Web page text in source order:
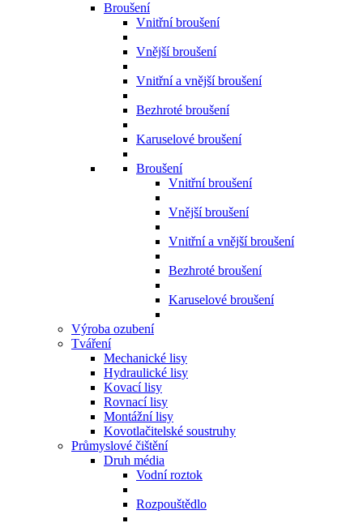
Broušení
Vnitřní broušení
Vnější broušení
Vnitřní a vnější broušení
Bezhroté broušení
Karuselové broušení
Broušení
Vnitřní broušení
Vnější broušení
Vnitřní a vnější broušení
Bezhroté broušení
Karuselové broušení
Výroba ozubení
Tváření
Mechanické lisy
Hydraulické lisy
Kovací lisy
Rovnací lisy
Montážní lisy
Kovotlačitelské soustruhy
Průmyslové čištění
Druh média
Vodní roztok
Rozpouštědlo